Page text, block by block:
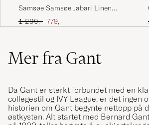
Samsøe Samsøe Jabari Linen
Drawstring Shorts Moonstruck
Ordinær pris
1 299,- Nedsatt pris
779,-
Mer fra Gant
Da Gant er sterkt forbundet med en
collegestil og IVY League, er det ingen
historien om Gant begynte nettopp på
østkysten. Alt startet med Bernard